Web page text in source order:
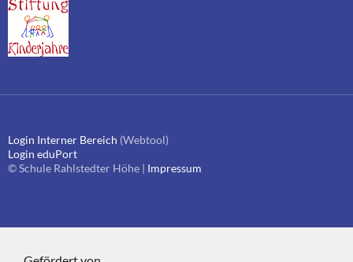
Login Interner Bereich (Webtool)
Login eduPort
© Schule Rahlstedter Höhe | Impressum